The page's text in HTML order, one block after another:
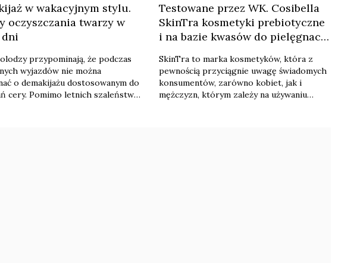
w wakacyjnym stylu.
oczyszczania twarzy w
przypominają, że podczas
wyjazdów nie można
o demakijażu dostosowanym do
cery. Pomimo letnich szaleństw,
Testowane przez WK. Cosibella
SkinTra kosmetyki prebiotyczne
i na bazie kwasów do pielęgnacji
SkinTra to marka kosmetyków, która z
pewnością przyciągnie uwagę świadomych
konsumentów, zarówno kobiet, jak i
mężczyzn, którym zależy na używaniu